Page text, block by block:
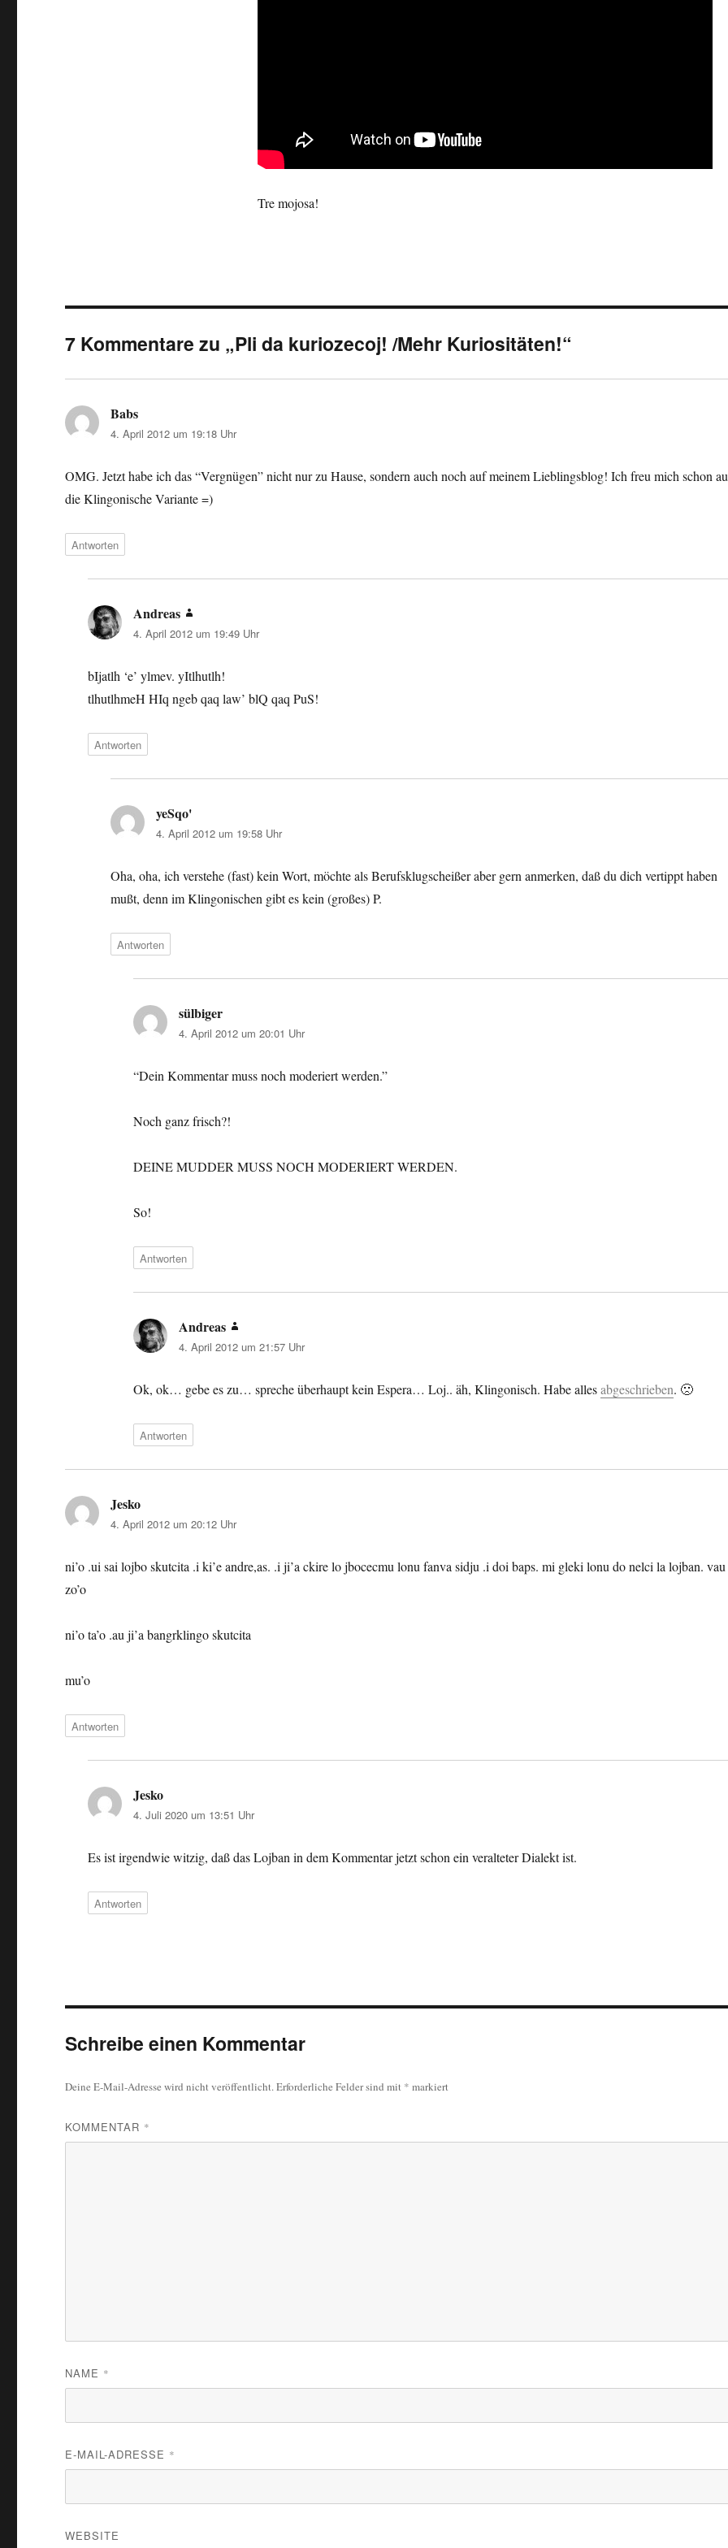
Tre mojosa!
7 Kommentare zu „Pli da kuriozecoj! /Mehr Kuriositäten!“
Babs
4. April 2012 um 19:18 Uhr
OMG. Jetzt habe ich das “Vergnügen” nicht nur zu Hause, sondern auch noch auf meinem Lieblingsblog! Ich freu mich schon
die Klingonische Variante =)
Antworten
Andreas
4. April 2012 um 19:49 Uhr
bIjatlh ‘e’ ylmev. yItlhutlh!
tlhutlhmeH HIq ngeb qaq law’ blQ qaq PuS!
Antworten
yeSqo'
4. April 2012 um 19:58 Uhr
Oha, oha, ich verstehe (fast) kein Wort, möchte als Berufsklugscheißer aber gern anmerken, daß du dich vertippt haben
mußt, denn im Klingonischen gibt es kein (großes) P.
Antworten
sülbiger
4. April 2012 um 20:01 Uhr
“Dein Kommentar muss noch moderiert werden.”
Noch ganz frisch?!
DEINE MUDDER MUSS NOCH MODERIERT WERDEN.
So!
Antworten
Andreas
4. April 2012 um 21:57 Uhr
Ok, ok… gebe es zu… spreche überhaupt kein Espera… Loj.. äh, Klingonisch. Habe allesabgeschrieben. 🙁
Antworten
Jesko
4. April 2012 um 20:12 Uhr
ni’o .ui sai lojbo skutcita .i ki’e andre,as. .i ji’a ckire lo jbocecmu lonu fanva sidju .i doi baps. mi gleki lonu do nelci la lojban. vau
zo’o
ni’o ta’o .au ji’a bangrklingo skutcita
mu’o
Antworten
Jesko
4. Juli 2020 um 13:51 Uhr
Es ist irgendwie witzig, daß das Lojban in dem Kommentar jetzt schon ein veralteter Dialekt ist.
Antworten
Schreibe einen Kommentar
Deine E-Mail-Adresse wird nicht veröffentlicht.Erforderliche Felder sind mit * markiert
KOMMENTAR *
NAME *
E-MAIL-ADRESSE *
WEBSITE